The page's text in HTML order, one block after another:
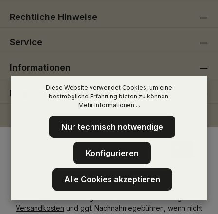
Rechtliche Hinweise
Service
Informationen
Folge uns
Versandkosten und ggf. Nachnahmegebühren, wenn nicht
Diese Website verwendet Cookies, um eine
bestmögliche Erfahrung bieten zu können.
Mehr Informationen ...
Nur technisch notwendige
Konfigurieren
Alle Cookies akzeptieren